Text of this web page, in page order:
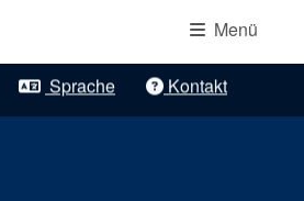
Menü
Sprache Kontakt